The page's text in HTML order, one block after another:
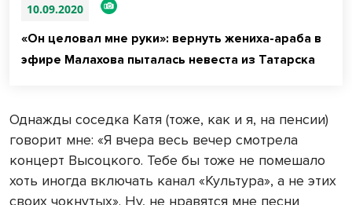
10.09.2020
«Он целовал мне руки»: вернуть жениха-араба в
эфире Малахова пыталась невеста из Татарска
Однажды соседка Катя (тоже, как и я, на пенсии)
говорит мне: «Я вчера весь вечер смотрела
концерт Высоцкого. Тебе бы тоже не помешало
хоть иногда включать канал «Культура», а не этих
своих чокнутых». Ну, не нравятся мне песни